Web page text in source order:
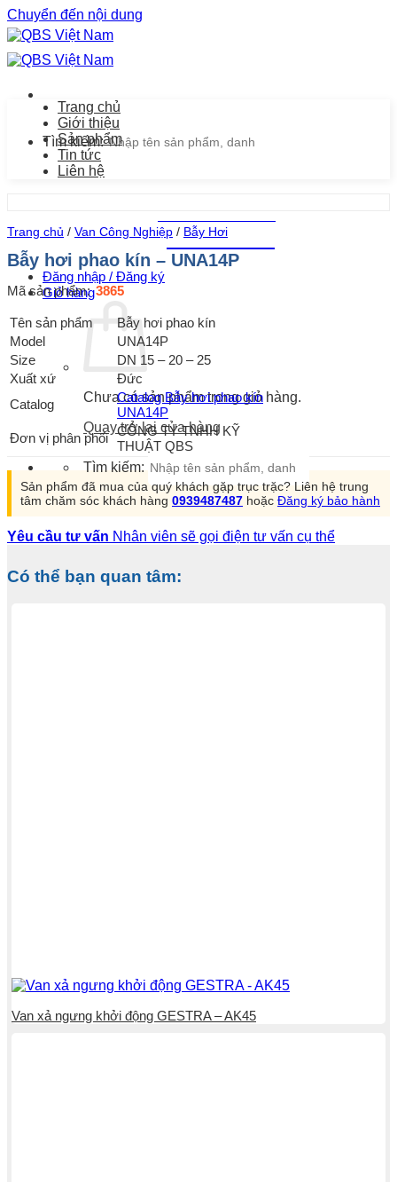
Chuyển đến nội dung
Tìm kiếm:
0939.487.487
Đăng nhập / Đăng ký
Giỏ hàng
Chưa có sản phẩm trong giỏ hàng.
Quay trở lại cửa hàng
Tìm kiếm:
Trang chủ
Giới thiệu
Sản phẩm
Tin tức
Liên hệ
Trang chủ / Van Công Nghiệp / Bẫy Hơi
Bẫy hơi phao kín – UNA14P
Mã sản phẩm: 3865
Tên sản phẩm
Bẫy hơi phao kín
Model
UNA14P
Size
DN 15 – 20 – 25
Xuất xứ
Đức
Catalog
Catalog Bẫy hơi phao kín
UNA14P
Đơn vị phân phối CÔNG TY TNHH KỸ
THUẬT QBS
Sản phẩm đã mua của quý khách gặp trục trặc? Liên hệ trung
tâm chăm sóc khách hàng 0939487487 hoặc Đăng ký bảo hành
Yêu cầu tư vấn Nhân viên sẽ gọi điện tư vấn cụ thể
Có thể bạn quan tâm:
Van xả ngưng khởi động GESTRA – AK45